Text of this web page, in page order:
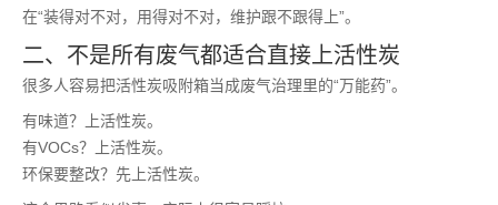
在“装得对不对，用得对不对，维护跟不跟得上”。
二、不是所有废气都适合直接上活性炭
很多人容易把活性炭吸附箱当成废气治理里的“万能药”。
有味道？上活性炭。
有VOCs？上活性炭。
环保要整改？先上活性炭。